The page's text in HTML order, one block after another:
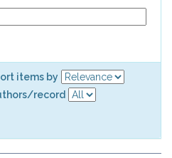
items by
record